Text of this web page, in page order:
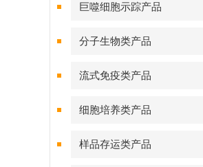
巨噬细胞示踪产品
分子生物类产品
流式免疫类产品
细胞培养类产品
样品存运类产品